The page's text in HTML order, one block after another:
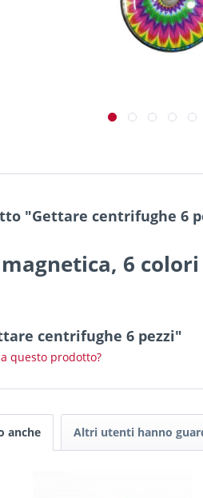
"Gettare centrifughe 6
6
centrifughe 6 pezzi"
questo prodotto?
anche Altri utenti hanno